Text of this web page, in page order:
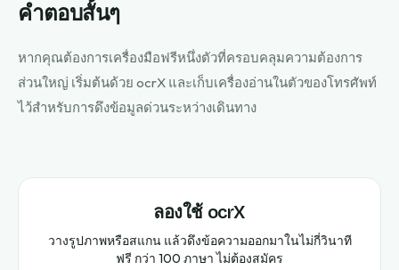
คำตอบสั้นๆ
หากคุณต้องการเครื่องมือฟรีหนึ่งตัวที่ครอบคลุมความต้องการ
ส่วนใหญ่ เริ่มต้นด้วย ocrX และเก็บเครื่องอ่านในตัวของโทรศัพท์
ไว้สำหรับการดึงข้อมูลด่วนระหว่างเดินทาง
ลองใช้ ocrX
วางรูปภาพหรือสแกน แล้วดึงข้อความออกมาในไม่กี่วินาที
ฟรี กว่า 100 ภาษา ไม่ต้องสมัคร